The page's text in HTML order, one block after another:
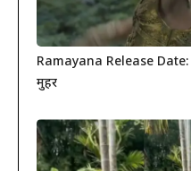
Ramayana Release Date:
मुहर